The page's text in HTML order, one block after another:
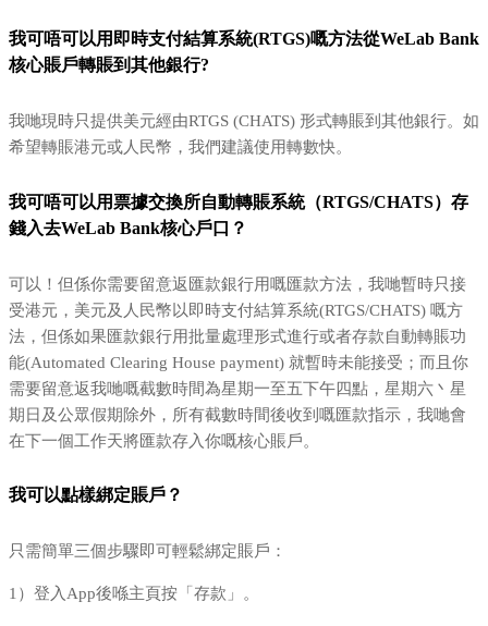
我可唔可以用即時支付結算系統(RTGS)嘅方法從WeLab Bank
核心賬戶轉賬到其他銀行?
我哋現時只提供美元經由RTGS (CHATS) 形式轉賬到其他銀行。如
希望轉賬港元或人民幣，我們建議使用轉數快。
我可唔可以用票據交換所自動轉賬系統（RTGS/CHATS）存
錢入去WeLab Bank核心戶口？
可以！但係你需要留意返匯款銀行用嘅匯款方法，我哋暫時只接
受港元，美元及人民幣以即時支付結算系統(RTGS/CHATS) 嘅方
法，但係如果匯款銀行用批量處理形式進行或者存款自動轉賬功
能(Automated Clearing House payment) 就暫時未能接受；而且你
需要留意返我哋嘅截數時間為星期一至五下午四點，星期六丶星
期日及公眾假期除外，所有截數時間後收到嘅匯款指示，我哋會
在下一個工作天將匯款存入你嘅核心賬戶。
我可以點樣綁定賬戶？
只需簡單三個步驟即可輕鬆綁定賬戶：
1）登入App後喺主頁按「存款」。